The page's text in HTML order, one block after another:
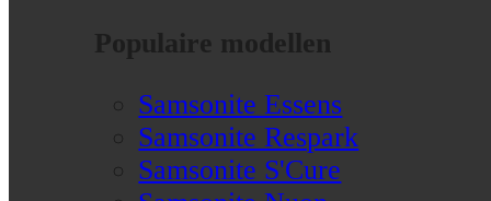
Populaire modellen
Samsonite Essens
Samsonite Respark
Samsonite S'Cure